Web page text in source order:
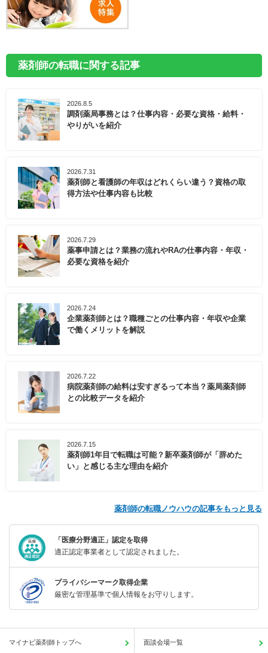
薬剤師の転職に関する記事
2026.8.5
調剤薬局事務とは？仕事内容・必要な資格・給料・
やりがいを紹介
2026.7.31
薬剤師と看護師の年収はどれくらい違う？資格の取
得方法や仕事内容も比較
2026.7.29
薬事申請とは？業務の流れやRAの仕事内容・年収・
必要な資格を紹介
2026.7.24
企業薬剤師とは？職種ごとの仕事内容・年収や企業
で働くメリットを解説
2026.7.22
病院薬剤師の給料は安すぎるって本当？薬局薬剤師
との比較データを紹介
2026.7.15
薬剤師1年目で転職は可能？新卒薬剤師が「辞めた
い」と感じる主な理由を紹介
薬剤師の転職ノウハウの記事をもっと見る
「医療分野適正」認定を取得
適正認定事業者として認定されました。
プライバシーマーク取得企業
厳密な管理基準で個人情報をお守りします。
マイナビ薬剤師トップへ 面談会場一覧